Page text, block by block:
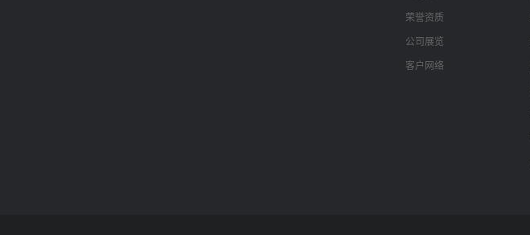
荣誉资质
公司展览
客户网络